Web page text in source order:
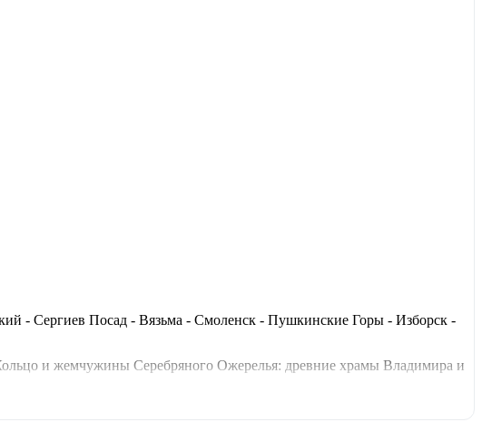
- Сергиев Посад - Вязьма - Смоленск - Пушкинские Горы - Изборск -
и жемчужины Серебряного Ожерелья: древние храмы Владимира и